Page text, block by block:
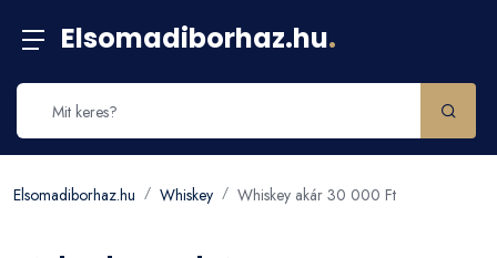
Elsomadiborhaz.hu.
Elsomadiborhaz.hu Whiskey Whiskey akár 30 000 Ft